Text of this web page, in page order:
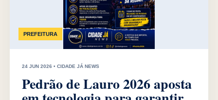
PREFEITURA
24 JUN 2026 • CIDADE JÁ NEWS
Pedrão de Lauro 2026 aposta